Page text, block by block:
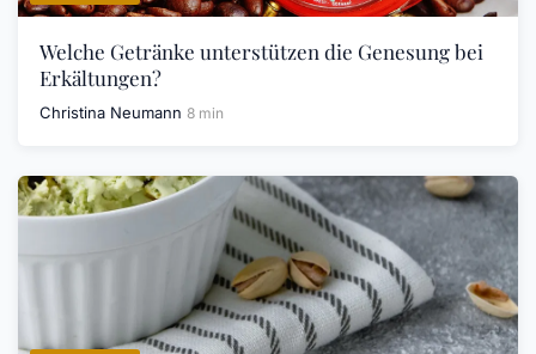
Welche Getränke unterstützen die Genesung bei
Erkältungen?
Christina Neumann 8 min